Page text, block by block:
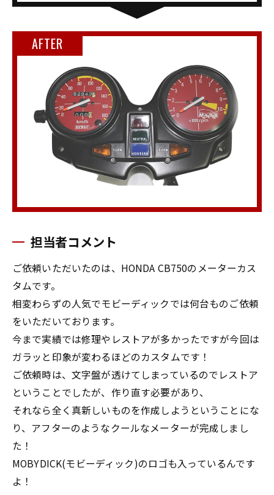
担当者コメント
ご依頼いただいたのは、HONDA CB750のメーターカス
タムです。
相変わらずの人気でモビーディックでは何台ものご依頼
をいただいております。
今まで実績では修理やレストアが多かったですが今回は
ガラッと印象が変わるほどのカスタムです！
ご依頼時は、文字盤が透けてしまっているのでレストア
ということでしたが、作り直す必要があり、
それなら全く真新しいものを作成しようということにな
り、アフターのようなクールなメーターが完成しまし
た！
MOBYDICK(モビーディック)のロゴも入っているんです
よ！